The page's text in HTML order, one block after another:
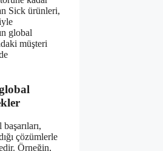
Sick ürünleri,
global
müşteri
çözümlerle
Örneğin,